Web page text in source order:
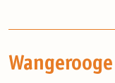
Wangerooge